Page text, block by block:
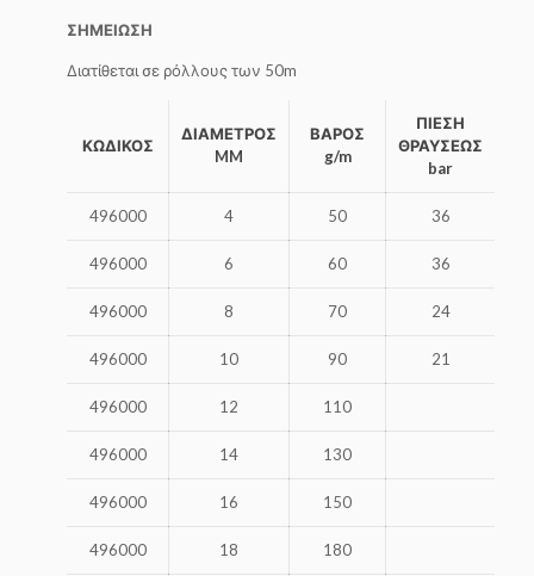
ΣΗΜΕΙΩΣΗ
Διατίθεται σε ρόλλους των 50m
ΚΩΔΙΚΟΣ
ΔΙΑΜΕΤΡΟΣ
MM
ΒΑΡΟΣ
g/m
ΠΙΕΣΗ
ΘΡΑΥΣΕΩΣ
bar
496000 4 50 36
496000 6 60 36
496000 8 70 24
496000 10 90 21
496000 12 110
496000 14 130
496000 16 150
496000 18 180